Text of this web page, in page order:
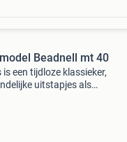
Beadnell mt 40
een tijdloze klassieker,
uitstapjes als